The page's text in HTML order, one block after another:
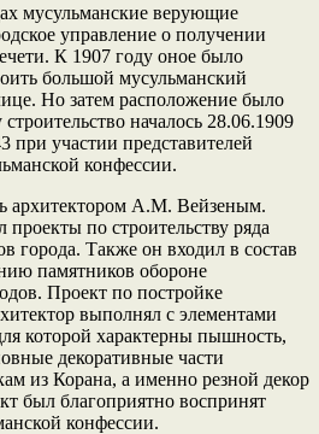
мусульманские верующие
управление о получении
К 1907 году оное было
большой мусульманский
Но затем расположение было
началось 28.06.1909
при участии представителей
конфессии.
архитектором А.М. Вейзеным.
по строительству ряда
города. Также он входил в состав
памятников обороне
Проект по постройке
выполнял с элементами
которой характерны пышность,
декоративные части
из Корана, а именно резной декор
был благоприятно воспринят
конфессии.